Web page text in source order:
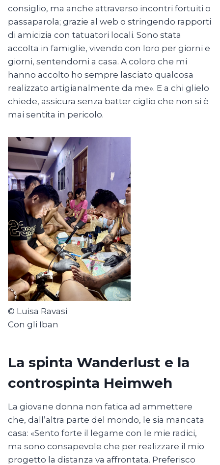
consiglio, ma anche attraverso incontri fortuiti o
passaparola; grazie al web o stringendo rapporti
di amicizia con tatuatori locali. Sono stata
accolta in famiglie, vivendo con loro per giorni e
giorni, sentendomi a casa. A coloro che mi
hanno accolto ho sempre lasciato qualcosa
realizzato artigianalmente da me». E a chi glielo
chiede, assicura senza batter ciglio che non si è
mai sentita in pericolo.
© Luisa Ravasi
Con gli Iban
La spinta Wanderlust e la
controspinta Heimweh
La giovane donna non fatica ad ammettere
che, dall’altra parte del mondo, le sia mancata
casa: «Sento forte il legame con le mie radici,
ma sono consapevole che per realizzare il mio
progetto la distanza va affrontata. Preferisco